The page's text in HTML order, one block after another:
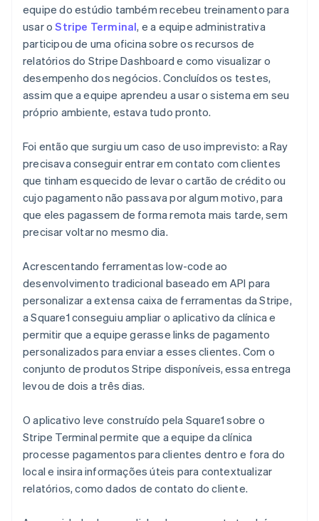
equipe do estúdio também recebeu treinamento para
usar oStripe Terminal, e a equipe administrativa
participou de uma oficina sobre os recursos de
relatórios do Stripe Dashboard e como visualizar o
desempenho dos negócios. Concluídos os testes,
assim que a equipe aprendeu a usar o sistema em seu
próprio ambiente, estava tudo pronto.
Foi então que surgiu um caso de uso imprevisto: a Ray
precisava conseguir entrar em contato com clientes
que tinham esquecido de levar o cartão de crédito ou
cujo pagamento não passava por algum motivo, para
que eles pagassem de forma remota mais tarde, sem
precisar voltar no mesmo dia.
Acrescentando ferramentas low-code ao
desenvolvimento tradicional baseado em API para
personalizar a extensa caixa de ferramentas da Stripe,
a Square1 conseguiu ampliar o aplicativo da clínica e
permitir que a equipe gerasse links de pagamento
personalizados para enviar a esses clientes. Com o
conjunto de produtos Stripe disponíveis, essa entrega
levou de dois a três dias.
O aplicativo leve construído pela Square1 sobre o
Stripe Terminal permite que a equipe da clínica
processe pagamentos para clientes dentro e fora do
local e insira informações úteis para contextualizar
relatórios, como dados de contato do cliente.